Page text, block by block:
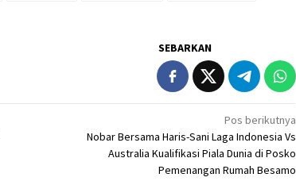
SEBARKAN
Pos berikutnya
Nobar Bersama Haris-Sani Laga Indonesia Vs
Australia Kualifikasi Piala Dunia di Posko
Pemenangan Rumah Besamo